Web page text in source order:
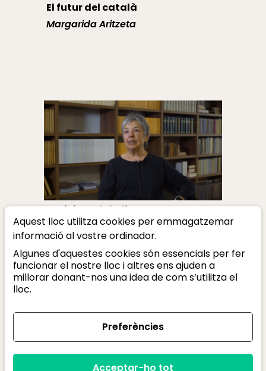
El futur del català
Margarida Aritzeta
Activista de la literatura
Margarida Aritzeta
Aquest lloc utilitza cookies per emmagatzemar
informació al vostre ordinador.
Algunes d'aquestes cookies són essencials per fer
funcionar el nostre lloc i altres ens ajuden a
millorar donant-nos una idea de com s’utilitza el
lloc.
Preferències
Acceptar-ho tot